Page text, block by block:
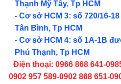
Thạnh Mỹ Tây, Tp HCM
- Cơ sở HCM 3: số 720/16-
Tân Bình, Tp HCM
- Cơ sở HCM 4: số 1A-1B
Phú Thạnh, Tp HCM
Điện thoại: 0966 868 641-
0902 957 589-0902 868 651-